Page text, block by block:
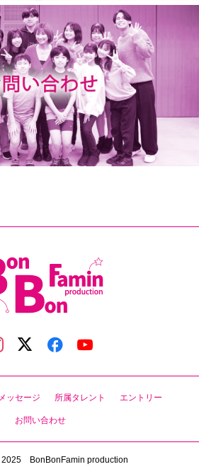
メッセージ 所属タレント エントリー
お問い合わせ
BonBonFamin production